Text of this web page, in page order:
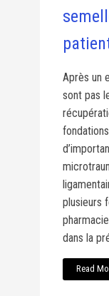
Après un
sont pas
plusieurs
dans la
Read